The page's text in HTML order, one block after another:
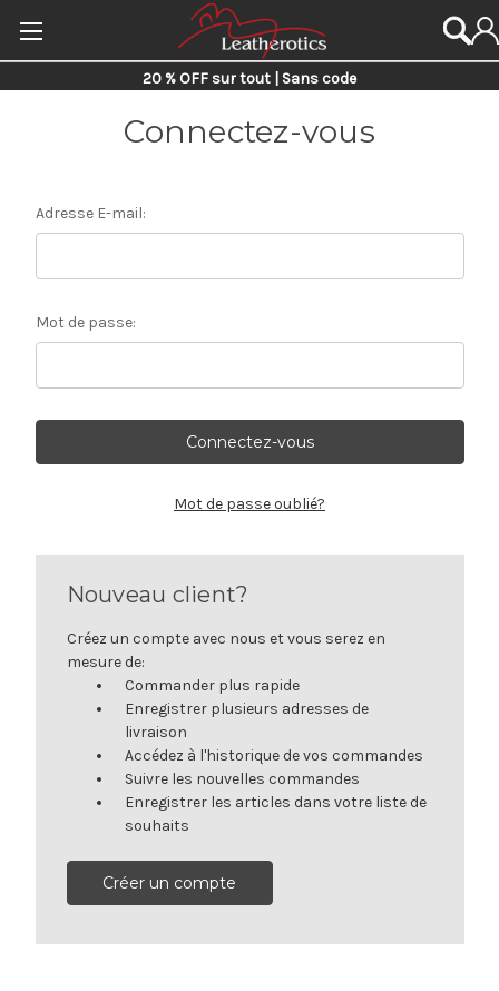
20 % OFF sur tout | Sans code
Connectez-vous
Adresse E-mail:
Mot de passe:
Mot de passe oublié?
Nouveau client?
Créez un compte avec nous et vous serez en
mesure de:
Commander plus rapide
Enregistrer plusieurs adresses de
livraison
Accédez à l'historique de vos commandes
Suivre les nouvelles commandes
Enregistrer les articles dans votre liste de
souhaits
Créer un compte